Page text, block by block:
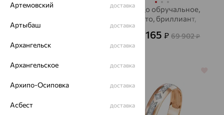
Кольцо обручальное,
Кольцо обручальное,
золото, бриллиант,
25 165₽ 69 902₽
Артемовский доставка
Артыбаш доставка
Архангельск доставка
Архангельское доставка
Архипо-Осиповка доставка
Асбест доставка